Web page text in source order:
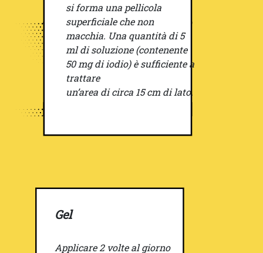
si forma una pellicola
superficiale che non
macchia. Una quantità di 5
ml di soluzione (contenente
50 mg di iodio) è sufficiente a
trattare
un’area di circa 15 cm di lato.
Gel
Applicare 2 volte al giorno